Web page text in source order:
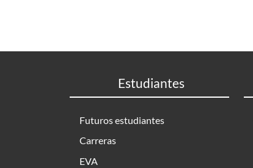
Estudiantes
Futuros estudiantes
Carreras
EVA